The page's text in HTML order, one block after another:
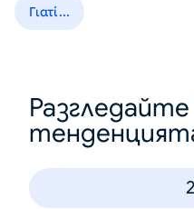
Γιατί...